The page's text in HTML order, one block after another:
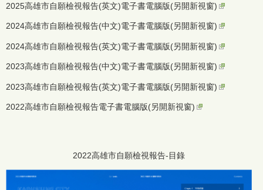
2025高雄市自願檢視報告(英文)電子書電腦版(另開新視窗)
2024高雄市自願檢視報告(中文)電子書電腦版(另開新視窗)
2024高雄市自願檢視報告(英文)電子書電腦版(另開新視窗)
2023高雄市自願檢視報告(中文)電子書電腦版(另開新視窗)
2023高雄市自願檢視報告(英文)電子書電腦版(另開新視窗)
2022高雄市自願檢視報告電子書電腦版(另開新視窗)